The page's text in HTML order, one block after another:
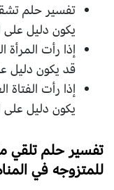
تفسير حلم
يكون دليل على
إذا رأت
قد يكون دليل
إذا رأت
يكون دليل على
تفسير حلم
للمتزوجه في